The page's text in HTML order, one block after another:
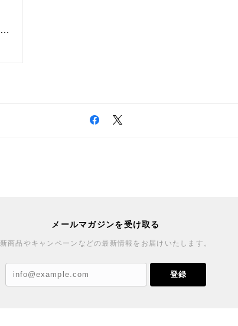
メールマガジンを受け取る
新商品やキャンペーンなどの最新情報をお届けいたします。
登録